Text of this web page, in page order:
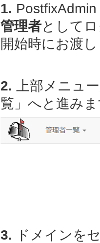
1. PostfixAdmin
管理者として
開始時にお渡
2. 上部メニュ
覧」へと進み
3. ドメインを